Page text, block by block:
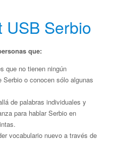
USB Serbio
que:
que no tienen ningún
Serbio o conocen sólo algunas
de palabras individuales y
para hablar Serbio en
vocabulario nuevo a través de